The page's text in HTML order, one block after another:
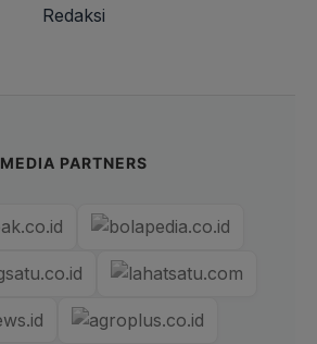
Redaksi
MEDIA PARTNERS